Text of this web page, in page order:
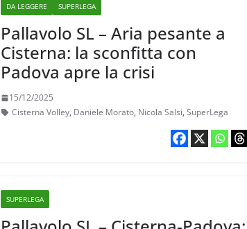
DA LEGGERE SUPERLEGA
Pallavolo SL – Aria pesante a
Cisterna: la sconfitta con
Padova apre la crisi
15/12/2025
Cisterna Volley, Daniele Morato, Nicola Salsi,SuperLega
SUPERLEGA